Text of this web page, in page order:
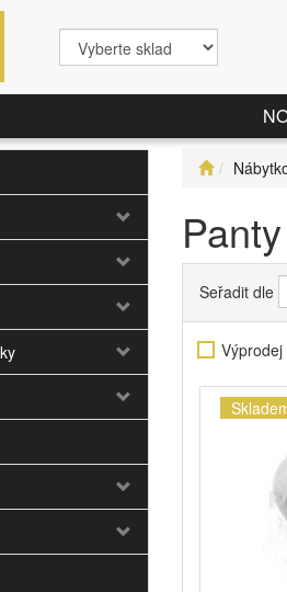
Seřadit dle
Výprodej